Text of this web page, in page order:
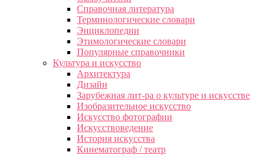
Справочная литература
Терминологические словари
Энциклопедии
Этимологические словари
Популярные справочники
Культура и искусство
Архитектура
Дизайн
Зарубежная лит-ра о культуре и искусстве
Изобразительное искусство
Искусство фотографии
Искусствоведение
История искусства
Кинематограф / театр